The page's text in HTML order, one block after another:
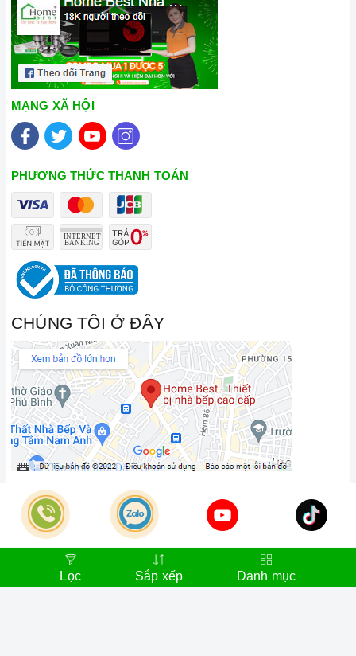
Lọc Sắp xếp Danh mục
MẠNG XÃ HỘI
PHƯƠNG THỨC THANH TOÁN
CHÚNG TÔI Ở ĐÂY
LIÊN HỆ
SHOWROOM1:
215 Âu Cơ, Phường 05, Quận 11,
TP.HCM
SHOWROOM2:
Trần Não, Phường Bình An, Quận 02,